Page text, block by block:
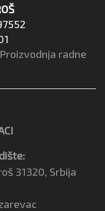
radne
31320, Srbija